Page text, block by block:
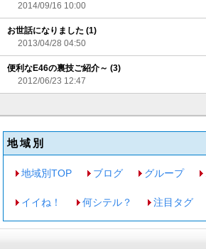
2014/09/16 10:00
お世話になりました (1)
2013/04/28 04:50
便利なE46の裏技ご紹介～ (3)
2012/06/23 12:47
地域別
地域別TOP ブログ グループ
イイね！ 何シテル？ 注目タグ